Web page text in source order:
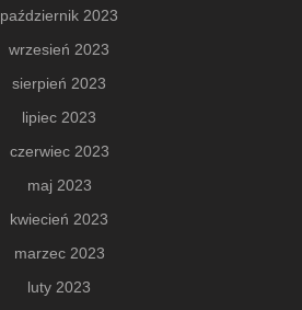
październik 2023
wrzesień 2023
sierpień 2023
lipiec 2023
czerwiec 2023
maj 2023
kwiecień 2023
marzec 2023
luty 2023